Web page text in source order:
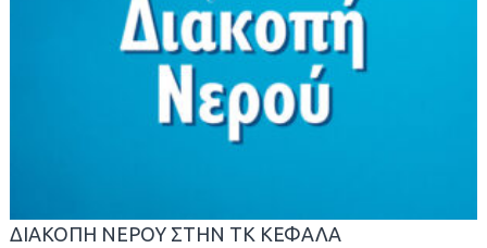
ΔΙΑΚΟΠΗ ΝΕΡΟΥ ΣΤΗΝ ΤΚ ΚΕΦΑΛΑ